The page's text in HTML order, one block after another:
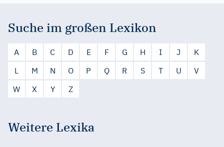
Suche im großen Lexikon
A B C D E F G H I J
K
L
M N O P Q R S T U
V
W
X Y Z
Weitere Lexika